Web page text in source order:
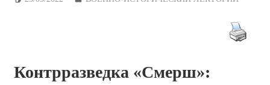
Контрразведка «Смерш»: